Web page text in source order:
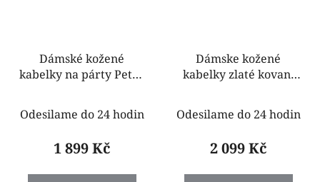
Dámské kožené
kabelky na párty Petra
Odesilame do 24 hodin
1 899 Kč
Dámske kožené
kabelky zlaté kovaní
velká
Odesilame do 24 hodin
2 099 Kč